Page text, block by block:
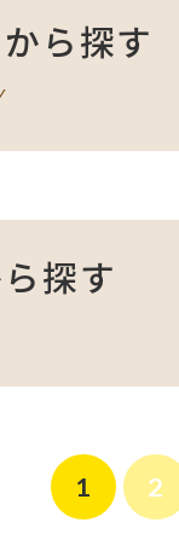
ら探す
探す
1 2